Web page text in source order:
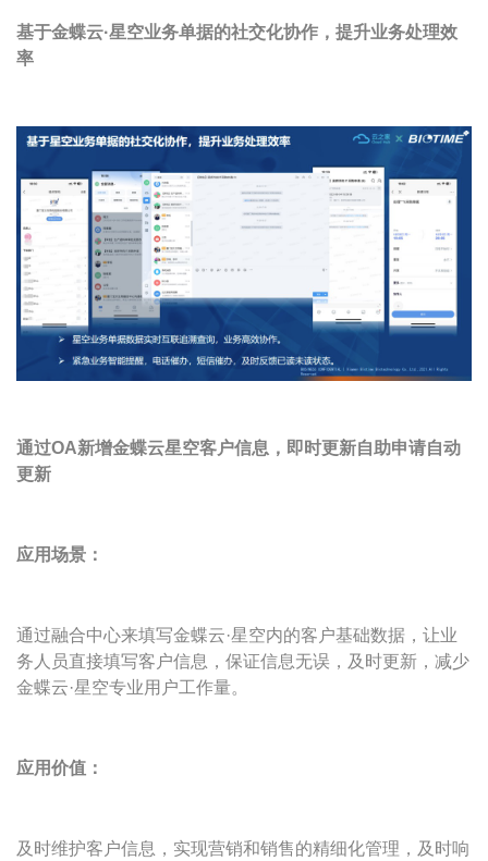
基于金蝶云·星空业务单据的社交化协作，提升业务处理效
率
通过OA新增金蝶云星空客户信息，即时更新自助申请自动
更新
应用场景：
通过融合中心来填写金蝶云·星空内的客户基础数据，让业
务人员直接填写客户信息，保证信息无误，及时更新，减少
金蝶云·星空专业用户工作量。
应用价值：
及时维护客户信息，实现营销和销售的精细化管理，及时响